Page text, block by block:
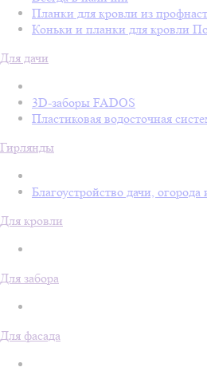
Планки для кровли из
Коньки и планки для кровли
Для дачи
3D-заборы FADOS
Пластиковая водосточная
Гирлянды
Благоустройство дачи, огорода
Для кровли
Для забора
Для фасада